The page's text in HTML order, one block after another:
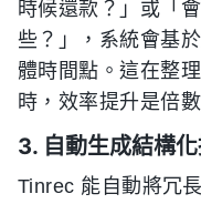
時候還款？」或「
些？」，系統會基
體時間點。這在整
時，效率提升是倍
3. 自動生成結構
Tinrec 能自動將冗